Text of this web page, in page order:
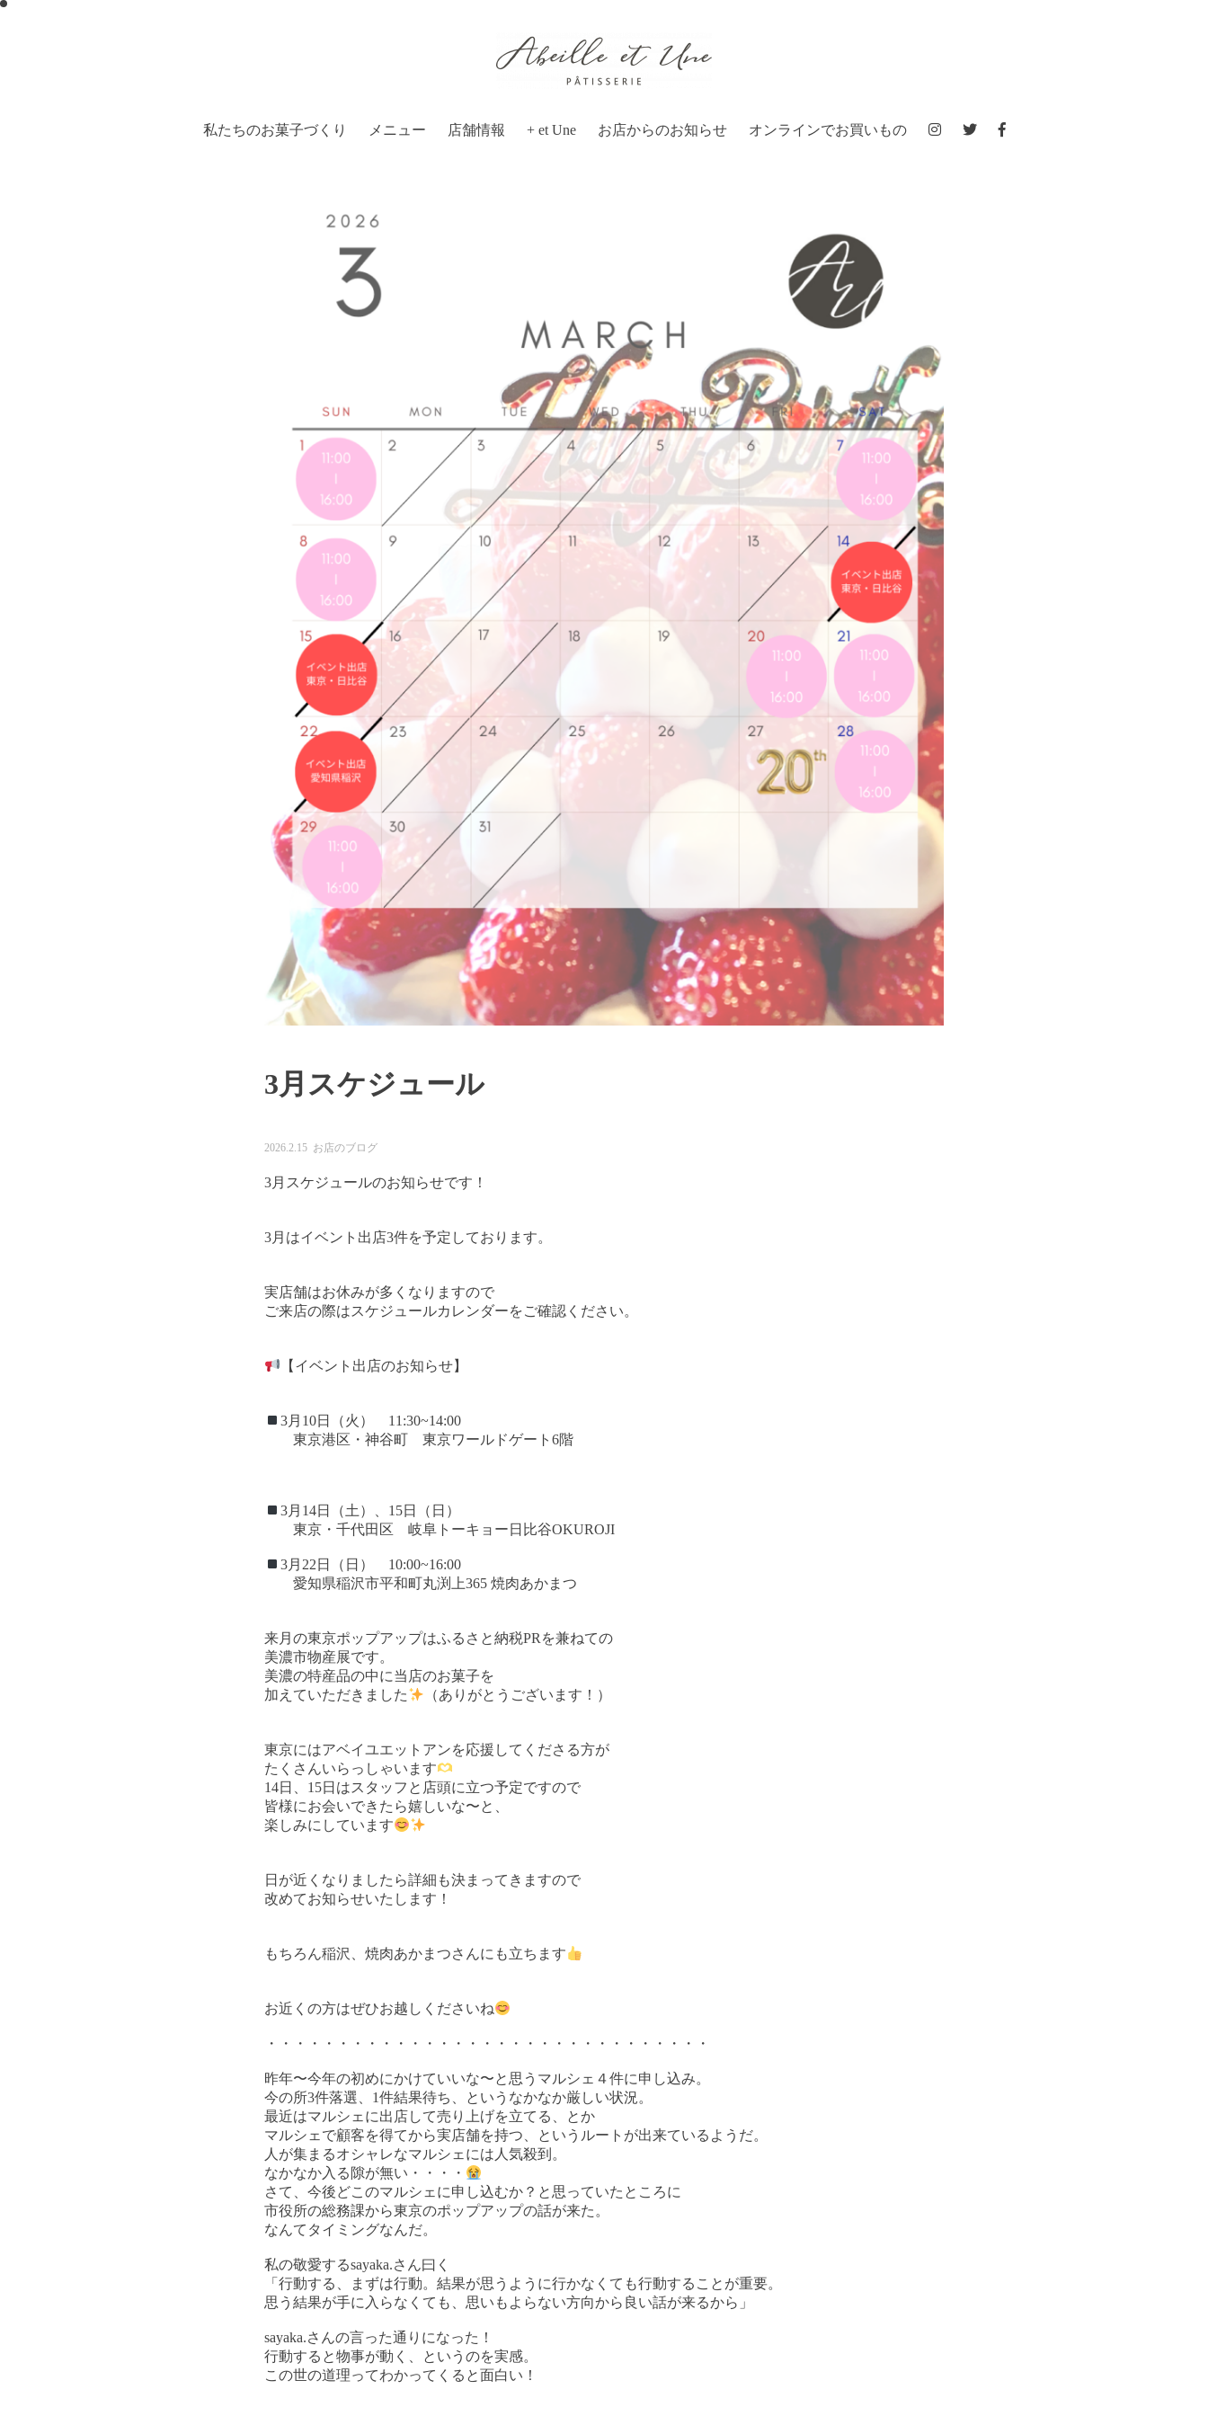
私たちのお菓子づくり メニュー 店舗情報 + et Une お店からのお知らせ オンラインでお買いもの
3月スケジュール
2026.2.15 お店のブログ
3月スケジュールのお知らせです！
3月はイベント出店3件を予定しております。
実店舗はお休みが多くなりますので
ご来店の際はスケジュールカレンダーをご確認ください。
【イベント出店のお知らせ】
3月10日（火） 11:30~14:00
東京港区・神谷町 東京ワールドゲート6階
3月14日（土）、15日（日）
東京・千代田区 岐阜トーキョー日比谷OKUROJI
3月22日（日） 10:00~16:00
愛知県稲沢市平和町丸渕上365 焼肉あかまつ
来月の東京ポップアップはふるさと納税PRを兼ねての
美濃市物産展です。
美濃の特産品の中に当店のお菓子を
加えていただきました
（ありがとうございます！）
東京にはアベイユエットアンを応援してくださる方が
たくさんいらっしゃいます
14日、15日はスタッフと店頭に立つ予定ですので
皆様にお会いできたら嬉しいな〜と、
楽しみにしています
日が近くなりましたら詳細も決まってきますので
改めてお知らせいたします！
もちろん稲沢、焼肉あかまつさんにも立ちます
お近くの方はぜひお越しくださいね
・・・・・・・・・・・・・・・・・・・・・・・・・・・・・・・
昨年〜今年の初めにかけていいな〜と思うマルシェ４件に申し込み。
今の所3件落選、1件結果待ち、というなかなか厳しい状況。
最近はマルシェに出店して売り上げを立てる、とか
マルシェで顧客を得てから実店舗を持つ、というルートが出来ているようだ。
人が集まるオシャレなマルシェには人気殺到。
なかなか入る隙が無い・・・・
さて、今後どこのマルシェに申し込むか？と思っていたところに
市役所の総務課から東京のポップアップの話が来た。
なんてタイミングなんだ。
私の敬愛するsayaka.さん曰く
「行動する、まずは行動。結果が思うように行かなくても行動することが重要。
思う結果が手に入らなくても、思いもよらない方向から良い話が来るから」
sayaka.さんの言った通りになった！
行動すると物事が動く、というのを実感。
この世の道理ってわかってくると面白い！